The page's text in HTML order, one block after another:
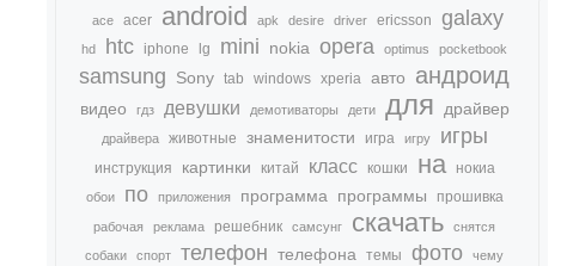
ace acer android apk desire driver ericsson galaxy
hd htc iphone lg mini nokia opera optimus pocketbook
samsung Sony tab windows xperia авто андроид
видео гдз девушки демотиваторы дети для драйвер
драйвера животные знаменитости игра игру игры
инструкция картинки китай класс кошки на нокиа
обои по приложения программа программы прошивка
рабочая реклама решебник самсунг скачать
снятся
собаки
спорт телефон телефона темы фото
чему